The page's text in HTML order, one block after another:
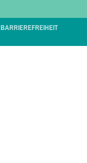
BARRIEREFREIHEIT